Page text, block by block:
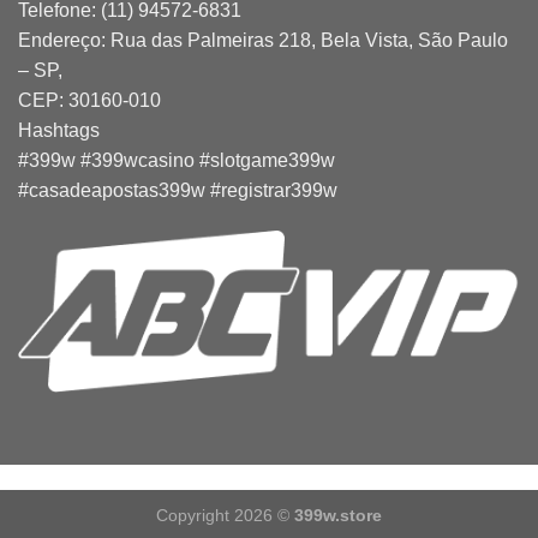
Telefone: (11) 94572-6831
Endereço: Rua das Palmeiras 218, Bela Vista, São Paulo
– SP,
CEP: 30160-010
Hashtags
#399w #399wcasino #slotgame399w
#casadeapostas399w #registrar399w
Copyright 2026 © 399w.store